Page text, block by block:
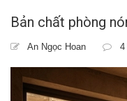
An Ngọc Hoan 4